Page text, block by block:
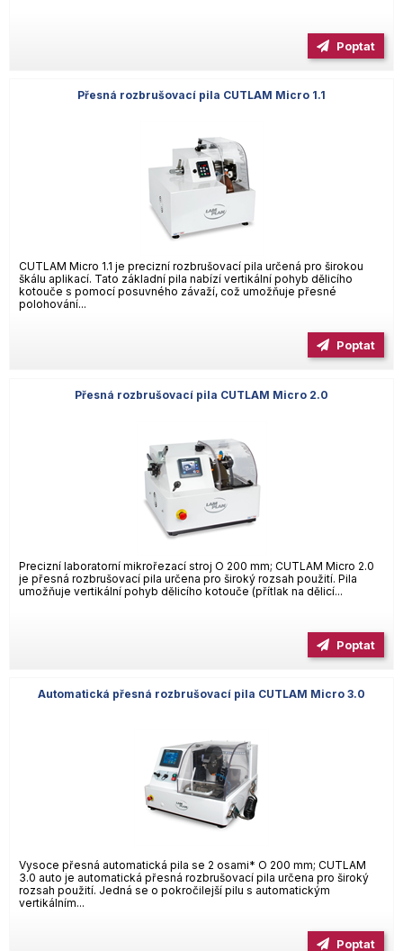
Poptat
Přesná rozbrušovací pila CUTLAM Micro 1.1
CUTLAM Micro 1.1 je precizní rozbrušovací pila určená pro širokou
škálu aplikací. Tato základní pila nabízí vertikální pohyb dělicího
kotouče s pomocí posuvného závaží, což umožňuje přesné
polohování...
Poptat
Přesná rozbrušovací pila CUTLAM Micro 2.0
Precizní laboratorní mikrořezací stroj O 200 mm; CUTLAM Micro 2.0
je přesná rozbrušovací pila určena pro široký rozsah použití. Pila
umožňuje vertikální pohyb dělicího kotouče (přítlak na dělicí...
Poptat
Automatická přesná rozbrušovací pila CUTLAM Micro 3.0
Vysoce přesná automatická pila se 2 osami* O 200 mm; CUTLAM
3.0 auto je automatická přesná rozbrušovací pila určena pro široký
rozsah použití. Jedná se o pokročilejší pilu s automatickým
vertikálním...
Poptat